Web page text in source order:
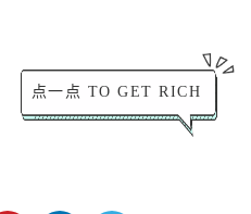
点一点 TO GET RICH